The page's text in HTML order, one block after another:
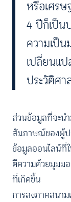
หรือเศร
4 ปีก็เป็น
ความเป็
เปลี่ยนแป
ประวัติศา
ส่วนข้อมูลที่จะน
สัมภาษณ์ของผู้ป
ข้อมูลออนไลน์ที่
ตีความด้วยมุมม
ที่เกิดขึ้น
การลงภาคสนาม